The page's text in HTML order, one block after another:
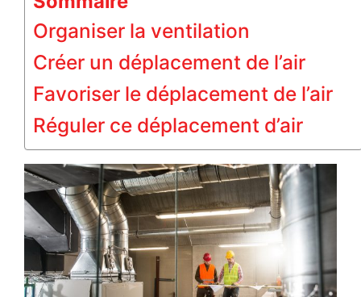
Organiser la ventilation
Créer un déplacement de l’air
Favoriser le déplacement de l’air
Réguler ce déplacement d’air